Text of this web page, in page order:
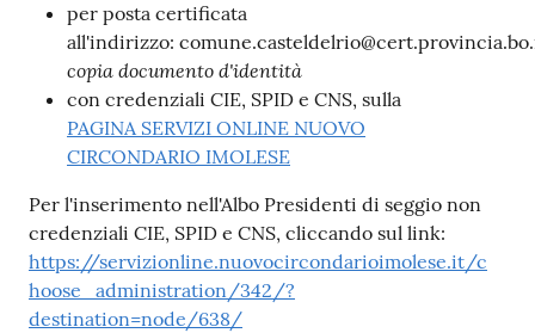
per posta certificata
all'indirizzo:
copia documento d'identità
con credenziali CIE, SPID e CNS, sulla
PAGINA SERVIZI ONLINE NUOVO
CIRCONDARIO IMOLESE
Per l'inserimento nell'Albo Presidenti di seggio non
credenziali CIE, SPID e CNS, cliccando sul link:
https://servizionline.nuovocircondarioimolese.it/c
hoose_administration/342/?
destination=node/638/